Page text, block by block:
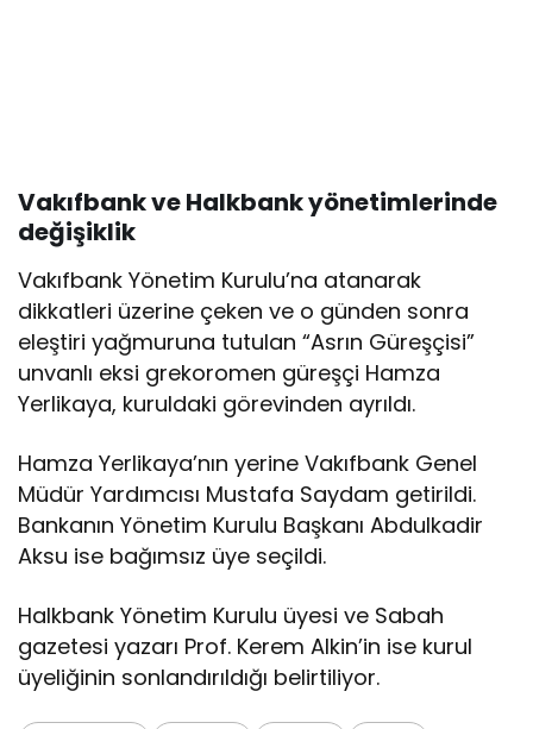
Vakıfbank ve Halkbank yönetimlerinde
değişiklik
Vakıfbank Yönetim Kurulu’na atanarak
dikkatleri üzerine çeken ve o günden sonra
eleştiri yağmuruna tutulan “Asrın Güreşçisi”
unvanlı eksi grekoromen güreşçi Hamza
Yerlikaya, kuruldaki görevinden ayrıldı.
Hamza Yerlikaya’nın yerine Vakıfbank Genel
Müdür Yardımcısı Mustafa Saydam getirildi.
Bankanın Yönetim Kurulu Başkanı Abdulkadir
Aksu ise bağımsız üye seçildi.
Halkbank Yönetim Kurulu üyesi ve Sabah
gazetesi yazarı Prof. Kerem Alkin’in ise kurul
üyeliğinin sonlandırıldığı belirtiliyor.